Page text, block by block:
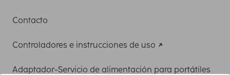
Contacto
Controladores e instrucciones de uso
Adaptador-Servicio de alimentación para portátiles